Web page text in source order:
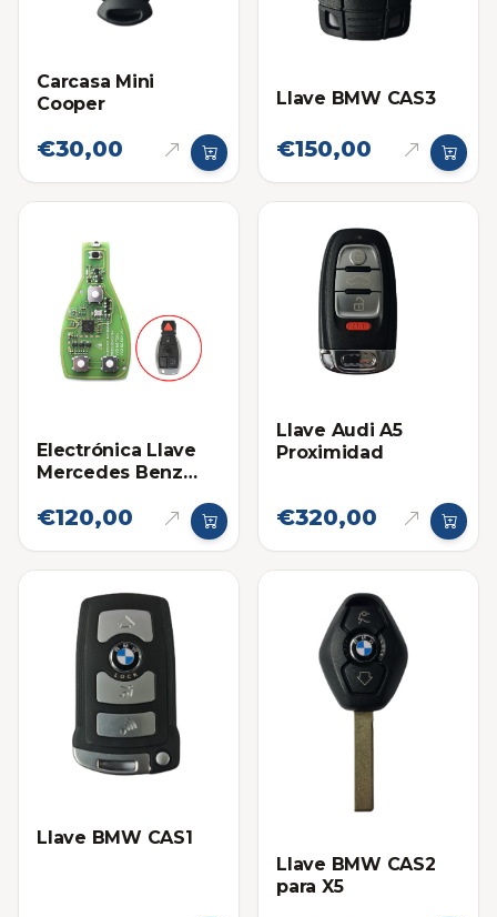
Carcasa Mini
Cooper
€30,00
Llave BMW CAS3
€150,00
Electrónica Llave
Mercedes Benz
€120,00
Llave Audi A5
Proximidad
€320,00
Llave BMW CAS1
Llave BMW CAS2
para X5